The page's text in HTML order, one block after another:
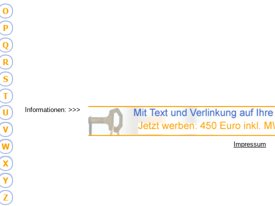
Informationen: >>>
Impressum